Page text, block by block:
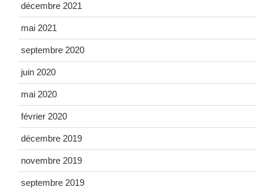
décembre 2021
mai 2021
septembre 2020
juin 2020
mai 2020
février 2020
décembre 2019
novembre 2019
septembre 2019